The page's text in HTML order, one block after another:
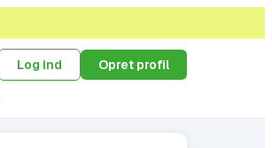
Log ind Opret profil